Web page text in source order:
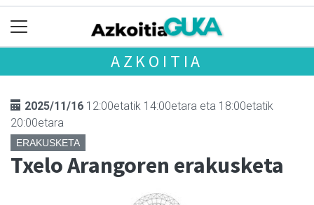
AZKOITIA
2025/11/16 12:00etatik 14:00etara eta 18:00etatik
20:00etara
ERAKUSKETA
Txelo Arangoren erakusketa